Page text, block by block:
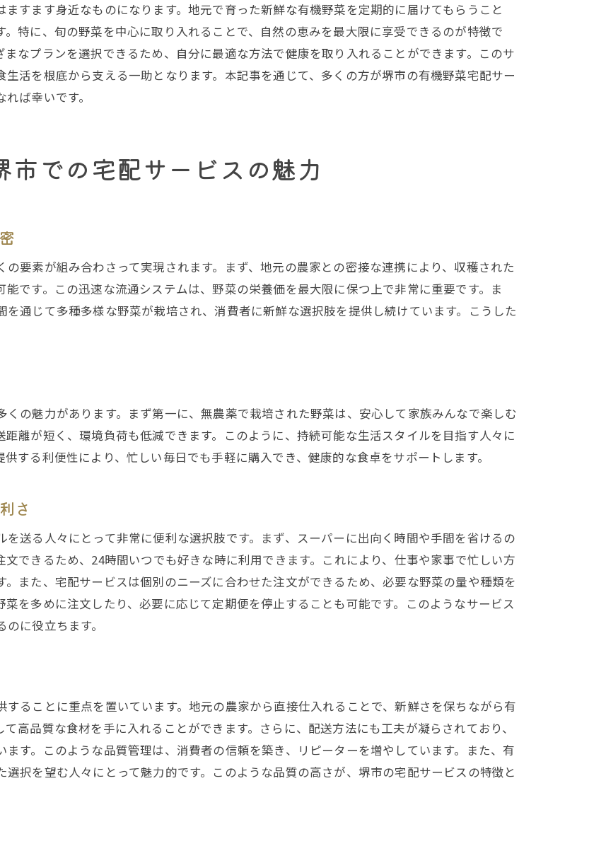
あふれる堺市の有機野菜宅配
の宅配サービスで旬を楽しむ方法
新鮮な味覚を自宅で
野菜宅配があなたの食生活を変える瞬間
宅配が叶える新しい食生活
宅配で迎える食卓の新時代
すます身近なものになります。地元で育った新鮮な有機野菜を定期的に届けてもらうこと
特に、旬の野菜を中心に取り入れることで、自然の恵みを最大限に享受できるのが特徴で
なプランを選択できるため、自分に最適な方法で健康を取り入れることができます。このサ
活を根底から支える一助となります。本記事を通じて、多くの方が堺市の有機野菜宅配サー
ば幸いです。
での宅配サービスの魅力
要素が組み合わさって実現されます。まず、地元の農家との密接な連携により、収穫された
です。この迅速な流通システムは、野菜の栄養価を最大限に保つ上で非常に重要です。ま
通じて多種多様な野菜が栽培され、消費者に新鮮な選択肢を提供し続けています。こうした
の魅力があります。まず第一に、無農薬で栽培された野菜は、安心して家族みんなで楽しむ
離が短く、環境負荷も低減できます。このように、持続可能な生活スタイルを目指す人々に
する利便性により、忙しい毎日でも手軽に購入でき、健康的な食卓をサポートします。
さ
送る人々にとって非常に便利な選択肢です。まず、スーパーに出向く時間や手間を省けるの
できるため、24時間いつでも好きな時に利用できます。これにより、仕事や家事で忙しい方
また、宅配サービスは個別のニーズに合わせた注文ができるため、必要な野菜の量や種類を
を多めに注文したり、必要に応じて定期便を停止することも可能です。このようなサービス
に役立ちます。
ることに重点を置いています。地元の農家から直接仕入れることで、新鮮さを保ちながら有
高品質な食材を手に入れることができます。さらに、配送方法にも工夫が凝らされており、
す。このような品質管理は、消費者の信頼を築き、リピーターを増やしています。また、有
択を望む人々にとって魅力的です。このような品質の高さが、堺市の宅配サービスの特徴と